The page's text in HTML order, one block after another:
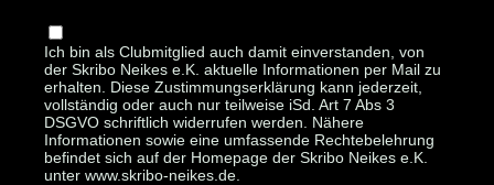
Ich bin als Clubmitglied auch damit einverstanden, von
der Skribo Neikes e.K. aktuelle Informationen per Mail zu
erhalten. Diese Zustimmungserklärung kann jederzeit,
vollständig oder auch nur teilweise iSd. Art 7 Abs 3
DSGVO schriftlich widerrufen werden. Nähere
Informationen sowie eine umfassende Rechtebelehrung
befindet sich auf der Homepage der Skribo Neikes e.K.
unter www.skribo-neikes.de.